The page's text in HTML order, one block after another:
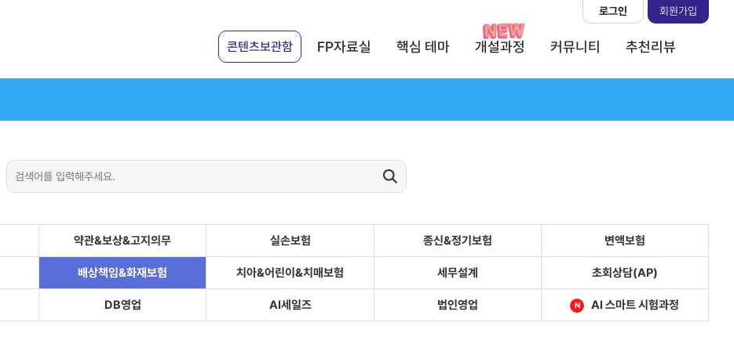
콘텐츠보관함 FP자료실 핵심 테마 개설과정 커뮤니티 추천리뷰
로그인 회원가입
약관&보상&고지의무 실손보험 종신&정기보험 변액보험
배상책임&화재보험 치아&어린이&치매보험 세무설계 초회상담(AP)
DB영업 AI세일즈 법인영업 N AI 스마트 시험과정